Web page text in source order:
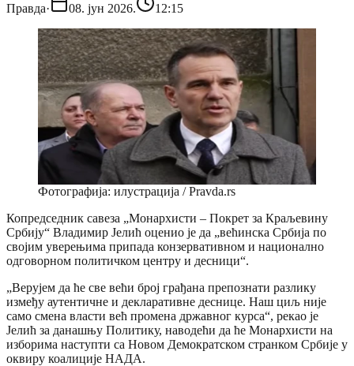
Правда· 08. јун 2026. 12:15
Фотографија: илустрација / Pravda.rs
Копредседник савеза „Монархисти – Покрет за Краљевину
Србију“ Владимир Јелић оценио је да „већинска Србија по
својим уверењима припада конзервативном и национално
одговорном политичком центру и десници“.
„Верујем да ће све већи број грађана препознати разлику
између аутентичне и декларативне деснице. Наш циљ није
само смена власти већ промена државног курса“, рекао је
Јелић за данашњу Политику, наводећи да ће Монархисти на
изборима наступти са Новом Демократском странком Србије у
оквиру коалиције НАДА.